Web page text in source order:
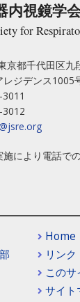
内視鏡学
for
都千代田区九
レジデンス1005
3012
により電話で
Home
リンク
このサ
サイト